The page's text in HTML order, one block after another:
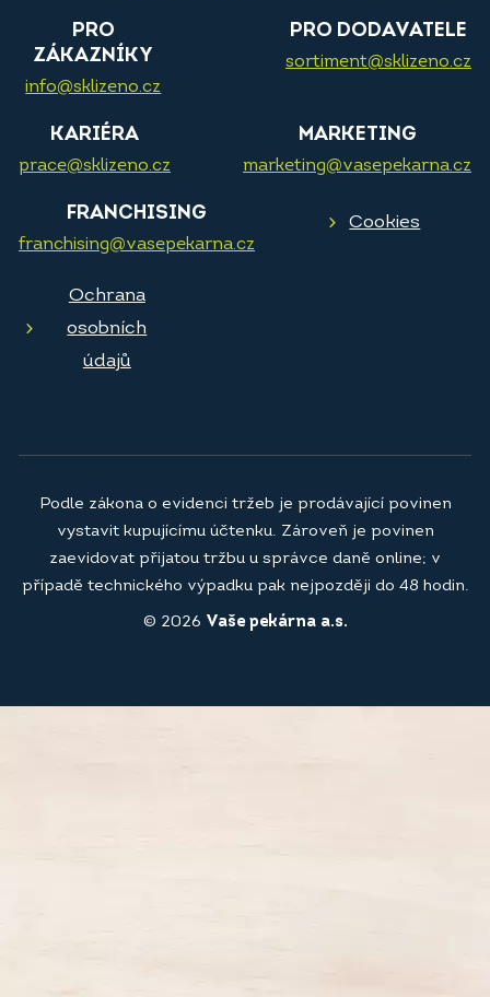
PRO
ZÁKAZNÍKY
info@sklizeno.cz
PRO DODAVATELE
sortiment@sklizeno.cz
KARIÉRA
prace@sklizeno.cz
MARKETING
marketing@vasepekarna.cz
FRANCHISING
franchising@vasepekarna.cz
Cookies
Ochrana
osobních
údajů
© 2026 Vaše pekárna a.s.
Podle zákona o evidenci tržeb je prodávající povinen
vystavit kupujícímu účtenku. Zároveň je povinen
zaevidovat přijatou tržbu u správce daně online; v
případě technického výpadku pak nejpozději do 48 hodin.